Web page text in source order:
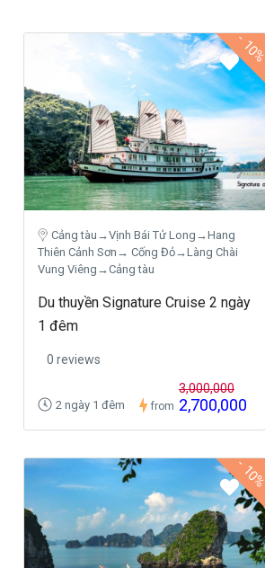
-
10%
Cảng tàu→Vịnh Bái Tử Long→Hang
Thiên Cảnh Sơn→ Cống Đỏ→Làng Chài
Vung Viêng→Cảng tàu
Du thuyền Signature Cruise 2 ngày
1 đêm
0 reviews
2 ngày 1 đêm from
3,000,000
2,700,000
-
10%